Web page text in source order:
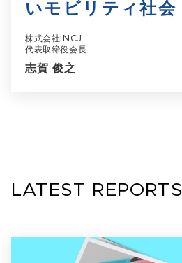
いモビリティ社会
株式会社INCJ
代表取締役会長
志賀 俊之
LATEST REPORTS